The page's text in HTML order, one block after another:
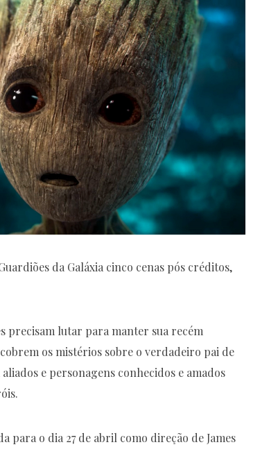
da Galáxia cinco cenas pós créditos,
precisam lutar para manter sua recém
os mistérios sobre o verdadeiro pai de
e personagens conhecidos e amados
para o dia 27 de abril como direção de James